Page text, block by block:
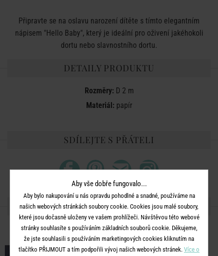
Připravte se na oslavu narození dítěte s tímto elegantním
nápisem "Hello Baby", který je ideální pro oživení jakéhokoli
dortu nebo slavnostního dortu.
DETAILY PRODUKTU
Rozměry:D 2 m
Materiál:papír
SDÍLEJTE S PŘÁTELI
DALŠÍ PRODUKTY ZE SÉRIE
Aby vše dobře fungovalo...
Aby bylo nakupování u nás opravdu pohodlné a snadné, používáme na
našich webových stránkách soubory cookie. Cookies jsou malé soubory,
které jsou dočasně uloženy ve vašem prohlížeči. Návštěvou této webové
stránky souhlasíte s používáním základních souborů cookie. Děkujeme,
že jste souhlasili s používáním marketingových cookies kliknutím na
tlačítko PŘIJMOUT a tím podpořili vývoj našich webových stránek. Více o